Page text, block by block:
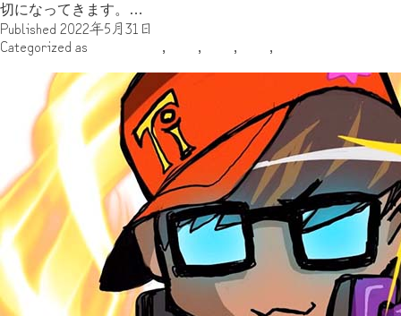
切になってきます。…
ス
ト
リ
ア
ル」
revolution
と
「イ
ン
ト
Published 2022年5月31日
Categorized as
, , , ,